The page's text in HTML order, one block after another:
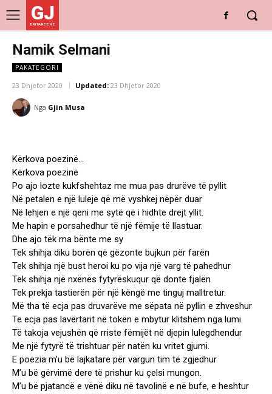
GJ
DRITARE E RE
Namik Selmani
PAKATEGORI
23 Dhjetor 2020 Updated: 23 Dhjetor 2020
Nga Gjin Musa
Kërkova poezinë…
Kërkova poezinë
Po ajo lozte kukfshehtaz me mua pas drurëve të pyllit
Në petalen e një luleje që më vyshkej nëpër duar
Në lehjen e një qeni me sytë që i hidhte drejt yllit.
Me hapin e porsahedhur të një fëmije të llastuar.
Dhe ajo tëk ma bënte me sy
Tek shihja diku borën që gëzonte bujkun për farën
Tek shihja një bust heroi ku po vija një varg të pahedhur
Tek shihja një nxënës fytyrëskuqur që donte fjalën
Tek prekja tastierën për një këngë me tinguj malltretur.
Më tha të ecja pas druvarëve me sëpata në pyllin e zhveshur
Te ecja pas lavërtarit në tokën e mbytur klitshëm nga lumi.
Të takoja vejushën që rriste fëmijët në djepin lulegdhendur
Me një fytyrë të trishtuar për natën ku vritet gjumi.
E poezia m’u bë lajkatare për vargun tim të zgjedhur
M’u bë gërvimë dere të prishur ku çelsi mungon.
M’u bë pjatancë e vënë diku në tavolinë e në bufe, e heshtur